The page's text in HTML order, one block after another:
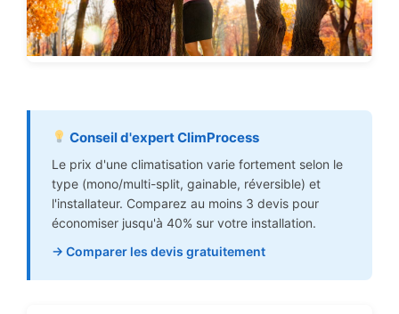
Conseil d'expert ClimProcess
Le prix d'une climatisation varie fortement selon le
type (mono/multi-split, gainable, réversible) et
l'installateur. Comparez au moins 3 devis pour
économiser jusqu'à 40% sur votre installation.
→ Comparer les devis gratuitement